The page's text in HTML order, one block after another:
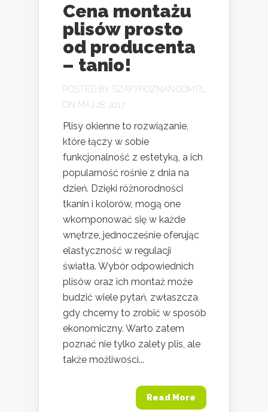
Cena montażu
plisów prosto
od producenta
– tanio!
POSTED BY SZAFYPOZNAN.COM.PL
ON MAJ 28, 2017
Plisy okienne to rozwiązanie,
które łączy w sobie
funkcjonalność z estetyką, a ich
popularność rośnie z dnia na
dzień. Dzięki różnorodności
tkanin i kolorów, mogą one
wkomponować się w każde
wnętrze, jednocześnie oferując
elastyczność w regulacji
światła. Wybór odpowiednich
plisów oraz ich montaż może
budzić wiele pytań, zwłaszcza
gdy chcemy to zrobić w sposób
ekonomiczny. Warto zatem
poznać nie tylko zalety plis, ale
także możliwości...
Read More